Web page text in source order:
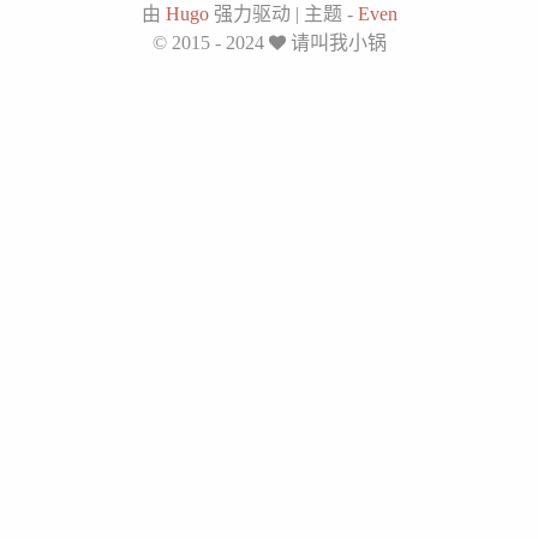
由 Hugo强力驱动 | 主题 - Even
© 2015 - 2024
请叫我小锅